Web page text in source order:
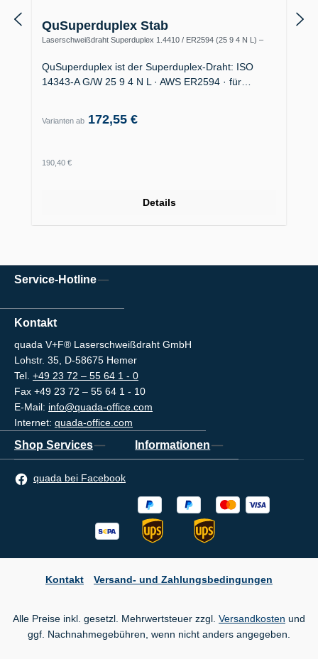
QuSuperduplex Stab
Laserschweißdraht Superduplex 1.4410 / ER2594 (25 9 4 N L) –
QuSuperduplex ist der Superduplex-Draht: ISO
14343-A G/W 25 9 4 N L · AWS ER2594 · für…
Varianten ab 172,55 €
Regulärer Preis:
190,40 €
Details
Service-Hotline
Kontakt
quada V+F® Laserschweißdraht GmbH
Lohstr. 35, D-58675 Hemer
Tel. +49 23 72 – 55 64 1 - 0
Fax +49 23 72 – 55 64 1 - 10
E-Mail: info@quada-office.com
Internet: quada-office.com
Shop Services Informationen
quada bei Facebook
Kontakt Versand- und Zahlungsbedingungen
Alle Preise inkl. gesetzl. Mehrwertsteuer zzgl. Versandkosten und
ggf. Nachnahmegebühren, wenn nicht anders angegeben.